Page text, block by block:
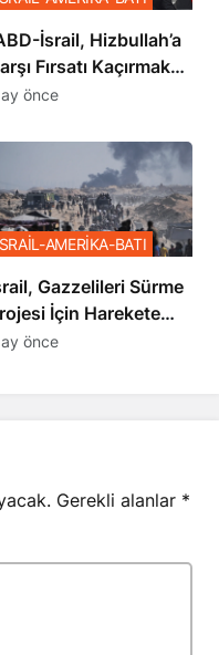
İsrail, Hizbullah’a
Fırsatı Kaçırmak
önce
Gazzelileri Sürme
İçin Harekete
AMERİKA-BATI
önce
Gerekli alanlar *